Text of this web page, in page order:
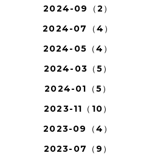
2024-09（2）
2024-07（4）
2024-05（4）
2024-03（5）
2024-01（5）
2023-11（10）
2023-09（4）
2023-07（9）